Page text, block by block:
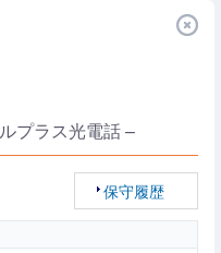
プラス光電話 –
保守履歴